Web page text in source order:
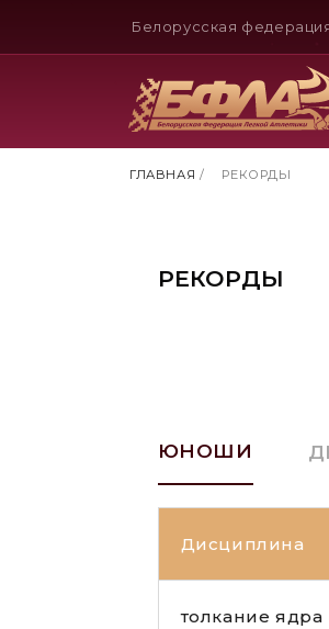
Белорусская
ГЛАВНАЯ / РЕКОРДЫ
РЕКОРДЫ
ЮНОШИ
Дисциплина
толкание ядра